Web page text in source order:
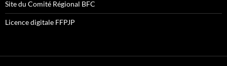
Site du Comité Régional BFC
Licence digitale FFPJP